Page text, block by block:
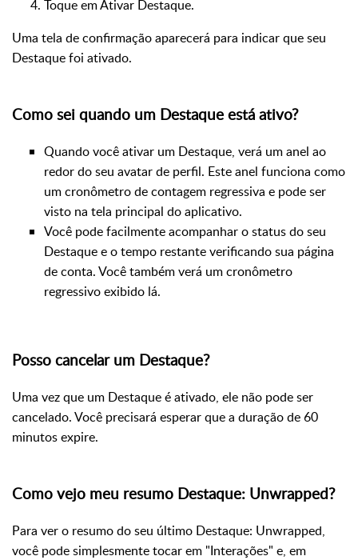
Toque em Ativar Destaque.
Uma tela de confirmação aparecerá para indicar que seu
Destaque foi ativado.
Como sei quando um Destaque está ativo?
Quando você ativar um Destaque, verá um anel ao
redor do seu avatar de perfil. Este anel funciona como
um cronômetro de contagem regressiva e pode ser
visto na tela principal do aplicativo.
Você pode facilmente acompanhar o status do seu
Destaque e o tempo restante verificando sua página
de conta. Você também verá um cronômetro
regressivo exibido lá.
Posso cancelar um Destaque?
Uma vez que um Destaque é ativado, ele não pode ser
cancelado. Você precisará esperar que a duração de 60
minutos expire.
Como vejo meu resumo Destaque: Unwrapped?
Para ver o resumo do seu último Destaque: Unwrapped,
você pode simplesmente tocar em "Interações" e, em